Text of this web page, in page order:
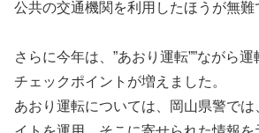
公共の交通機関を利用したほうが無難
さらに今年は、”あおり運転””ながら
チェックポイントが増えました。
あおり運転については、岡山県警で